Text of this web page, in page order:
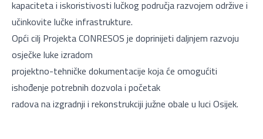
kapaciteta i iskoristivosti lučkog područja razvojem održive i
učinkovite lučke infrastrukture.
Opći cilj Projekta CONRESOS je doprinijeti daljnjem razvoju
osječke luke izradom
projektno-tehničke dokumentacije koja će omogućiti
ishođenje potrebnih dozvola i početak
radova na izgradnji i rekonstrukciji južne obale u luci Osijek.